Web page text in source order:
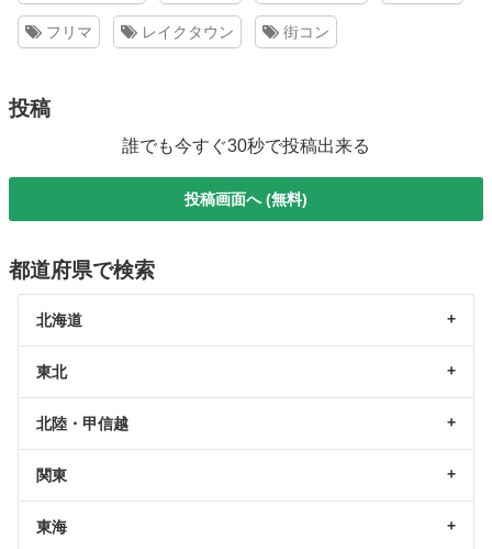
フリマ レイクタウン 街コン
投稿
誰でも今すぐ30秒で投稿出来る
投稿画面へ (無料)
都道府県で検索
北海道
東北
北陸・甲信越
関東
東海